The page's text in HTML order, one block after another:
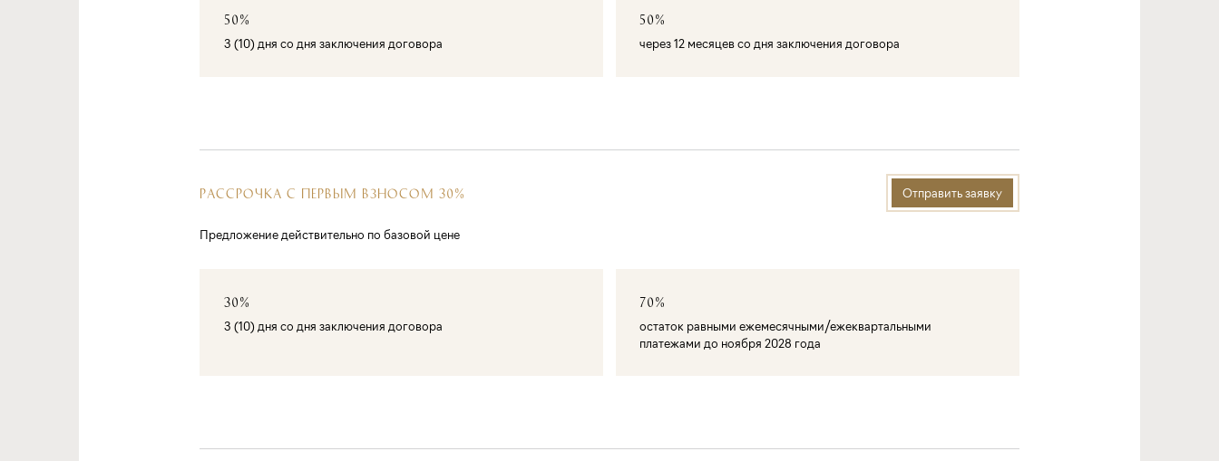
50%
3 (10) дня со дня заключения договора
50%
через 12 месяцев со дня заключения договора
РАССРОЧКА С ПЕРВЫМ ВЗНОСОМ 30%
Предложение действительно по базовой цене
Отправить заявку
30%
3 (10) дня со дня заключения договора
70%
остаток равными ежемесячными/ежеквартальными
платежами до ноября 2028 года